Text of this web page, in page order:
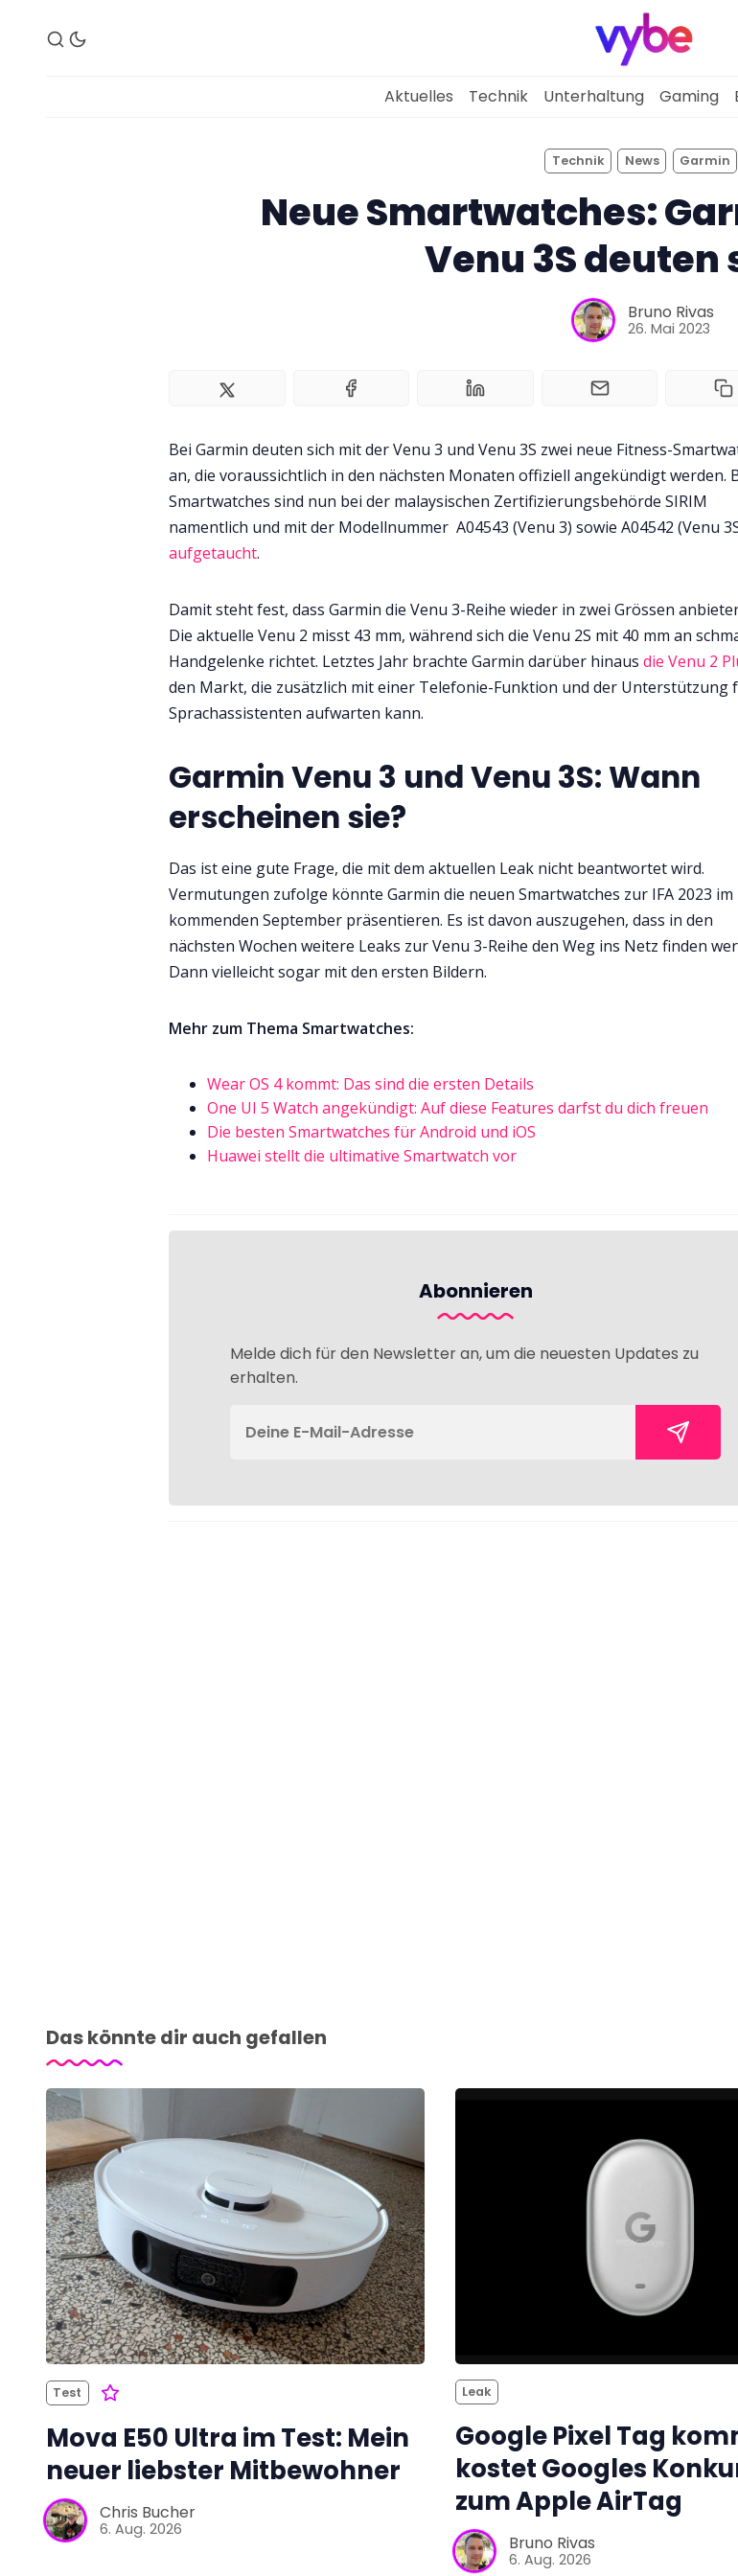
Aktuelles
Technik
Tests
Über uns
Impressum
Aktuelles Technik Unterhaltung Gaming
Technik News Garmin
Neue Smartwatches:
Venu 3S deuten
Bruno Rivas
26. Mai 2023
Bei Garmin deuten sich mit der Venu 3 und Venu 3S zwei neue Fitness-
an, die voraussichtlich in den nächsten Monaten offiziell angekündigt werden.
Smartwatches sind nun bei der malaysischen Zertifizierungsbehörde SIRIM
namentlich und mit der Modellnummer A04543 (Venu 3) sowie A04542 (Venu
aufgetaucht.
Damit steht fest, dass Garmin die Venu 3-Reihe wieder in zwei Grössen
Die aktuelle Venu 2 misst 43 mm, während sich die Venu 2S mit 40 mm an
Handgelenke richtet. Letztes Jahr brachte Garmin darüber hinaus die Venu 2
den Markt, die zusätzlich mit einer Telefonie-Funktion und der Unterstützung
Sprachassistenten aufwarten kann.
Garmin Venu 3 und Venu 3S: Wann
erscheinen sie?
Das ist eine gute Frage, die mit dem aktuellen Leak nicht beantwortet wird.
Vermutungen zufolge könnte Garmin die neuen Smartwatches zur IFA 2023 im
kommenden September präsentieren. Es ist davon auszugehen, dass in den
nächsten Wochen weitere Leaks zur Venu 3-Reihe den Weg ins Netz finden
Dann vielleicht sogar mit den ersten Bildern.
Mehr zum Thema Smartwatches:
Wear OS 4 kommt: Das sind die ersten Details
One UI 5 Watch angekündigt: Auf diese Features darfst du dich freuen
Die besten Smartwatches für Android und iOS
Huawei stellt die ultimative Smartwatch vor
Abonnieren
Melde dich für den Newsletter an, um die neuesten Updates zu
erhalten.
Das könnte dir auch gefallen
Test
Mova E50 Ultra im Test: Mein
neuer liebster Mitbewohner
Chris Bucher
6. Aug. 2026
Leak
Google Pixel Tag
kostet Googles
zum Apple AirTag
Bruno Rivas
6. Aug. 2026